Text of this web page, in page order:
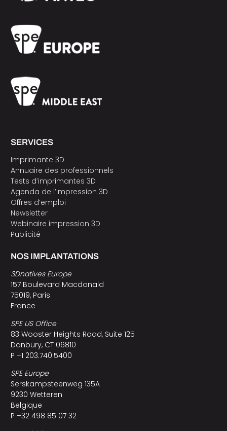
SERVICES
Imprimante 3D
Annuaire des professionnels
Tests d’imprimantes 3D
Agenda de l’impression 3D
Offres d’emploi
Newsletter
Webinaire impression 3D
Publicité
NOS IMPLANTATIONS
3Dnatives Europe
157 Boulevard Macdonald
75019, Paris
France
SPE US Office
83 Wooster Heights Road, Suite 125
Danbury, CT 06810
P +1 203.740.5400
SPE Europe
Serskampsteenweg 135A
9230 Wetteren
Belgique
P +32 498 85 07 32